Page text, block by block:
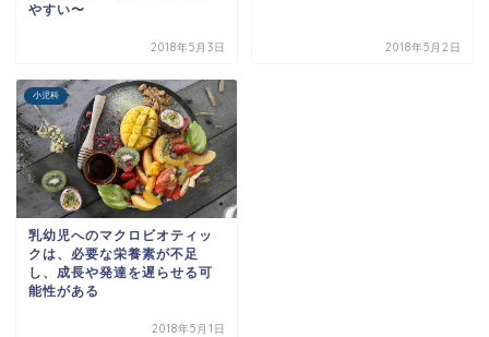
やすい〜
2018年5月3日 2018年5月2日
小児科
乳幼児へのマクロビオティッ
クは、必要な栄養素が不足
し、成長や発達を遅らせる可
能性がある
2018年5月1日